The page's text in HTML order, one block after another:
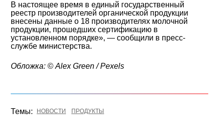
В настоящее время в единый государственный
реестр производителей органической продукции
внесены данные о 18 производителях молочной
продукции, прошедших сертификацию в
установленном порядке», — сообщили в пресс-
службе министерства.
Обложка: © Alex Green / Pexels
Темы: НОВОСТИ ПРОДУКТЫ